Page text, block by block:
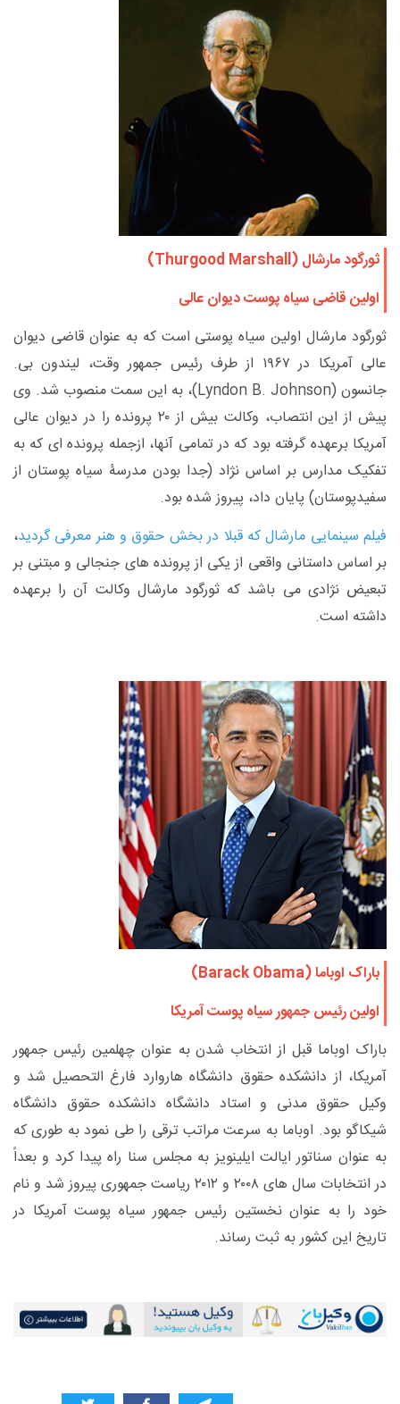
ثورگود مارشال (Thurgood Marshall
)
اولین قاضی سیاه پوست دیوان عالی
ثورگود مارشال اولین سیاه پوستی است که به عنوان قاضی دیوان
عالی آمریکا در ۱۹۶۷ از طرف رئیس جمهور وقت، لیندون بی.
جانسون (Lyndon B. Johnson)، به این سمت منصوب شد. وی
پیش از این انتصاب، وکالت بیش از ۲۰ پرونده را در دیوان عالی
آمریکا برعهده گرفته بود که در تمامی آنها، ازجمله پرونده ای که به
تفکیک مدارس بر اساس نژاد (جدا بودن مدرسۀ سیاه پوستان از
سفیدپوستان) پایان داد، پیروز شده بود.
فیلم سینمایی مارشال که قبلا در بخش حقوق و هنر معرفی گردید،
بر اساس داستانی واقعی از یکی از پرونده های جنجالی و مبتنی بر
تبعیض نژادی می باشد که ثورگود مارشال وکالت آن را برعهده
داشته است.
باراک اوباما (Barack Obama
)
اولین رئیس جمهور سیاه پوست آمریکا
باراک اوباما قبل از انتخاب شدن به عنوان چهلمین رئیس جمهور
آمریکا، از دانشکده حقوق دانشگاه هاروارد فارغ التحصیل شد و
وکیل حقوق مدنی و استاد دانشگاه دانشکده حقوق دانشگاه
شیکاگو بود. اوباما به سرعت مراتب ترقی را طی نمود به طوری که
به عنوان سناتور ایالت ایلینویز به مجلس سنا راه پیدا کرد و بعداً
در انتخابات سال های ۲۰۰۸ و ۲۰۱۲ ریاست جمهوری پیروز شد و نام
خود را به عنوان نخستین رئیس جمهور سیاه پوست آمریکا در
تاریخ این کشور به ثبت رساند.